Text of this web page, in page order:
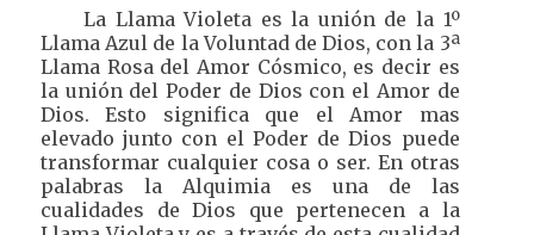
La Llama Violeta es la unión de la 1º
Llama Azul de la Voluntad de Dios, con la 3ª
Llama Rosa del Amor Cósmico, es decir es
la unión del Poder de Dios con el Amor de
Dios. Esto significa que el Amor mas
elevado junto con el Poder de Dios puede
transformar cualquier cosa o ser. En otras
palabras la Alquimia es una de las
cualidades de Dios que pertenecen a la